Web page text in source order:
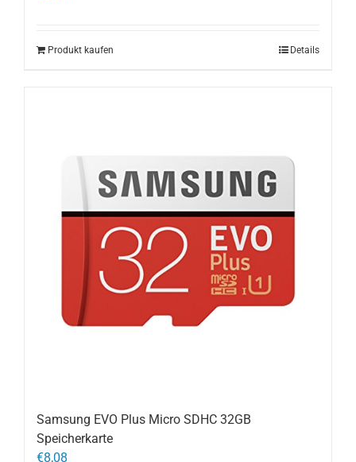
Produkt kaufen Details
Samsung EVO Plus Micro SDHC 32GB
Speicherkarte
€8,08